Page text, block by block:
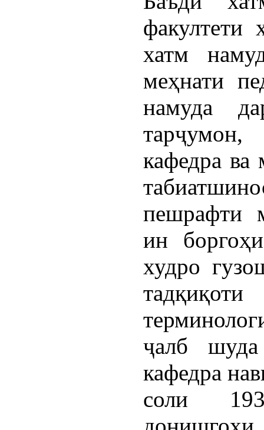
факултети
хатм
меҳнати
намуда
тарҷумон,
кафедра ва
пешрафти
ин
худро
ҷалб
кафедра
соли